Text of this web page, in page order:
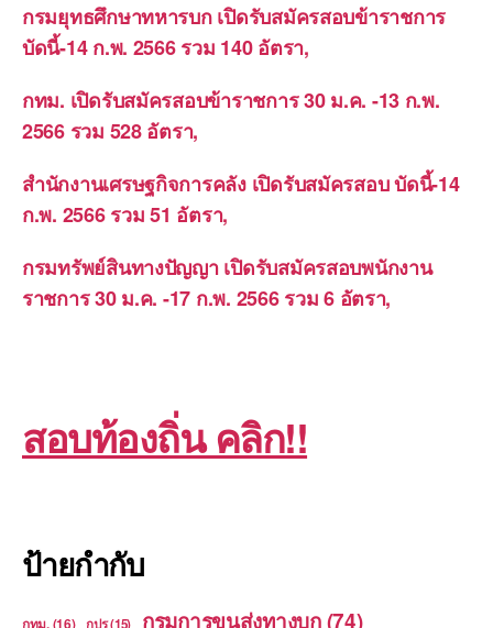
กรมยุทธศึกษาทหารบก เปิดรับสมัครสอบข้าราชการ
บัดนี้-14 ก.พ. 2566 รวม 140 อัตรา,
กทม. เปิดรับสมัครสอบข้าราชการ 30 ม.ค. -13 ก.พ.
2566 รวม 528 อัตรา,
สำนักงานเศรษฐกิจการคลัง เปิดรับสมัครสอบ บัดนี้-14
ก.พ. 2566 รวม 51 อัตรา,
กรมทรัพย์สินทางปัญญา เปิดรับสมัครสอบพนักงาน
ราชการ 30 ม.ค. -17 ก.พ. 2566 รวม 6 อัตรา,
สอบท้องถิ่น คลิก!!
ป้ายกำกับ
กทม.(16) กปร(15) กรมการขนส่งทางบก(74)